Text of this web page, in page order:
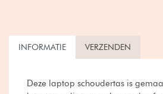
INFORMATIE VERZENDEN
Deze laptop schoudertas is